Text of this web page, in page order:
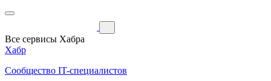
Все сервисы Хабра
Хабр
Сообщество IT-специалистов